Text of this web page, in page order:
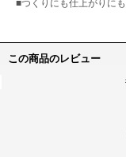
■つくりにも仕上がりに
この商品のレビュー